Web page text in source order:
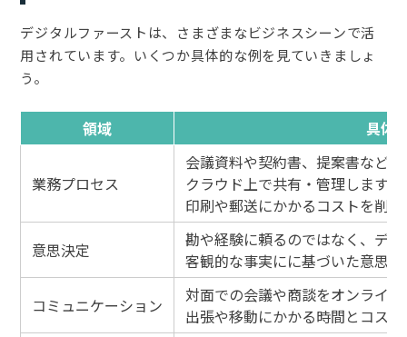
デジタルファーストは、さまざまなビジネスシーンで活
用されています。いくつか具体的な例を見ていきましょ
う。
領域 具体
業務プロセス
会議資料や契約書、提案書など
クラウド上で共有・管理します。
印刷や郵送にかかるコストを削
意思決定
勘や経験に頼るのではなく、デ
客観的な事実にに基づいた意思
コミュニケーション
対面での会議や商談をオンライ
出張や移動にかかる時間とコス